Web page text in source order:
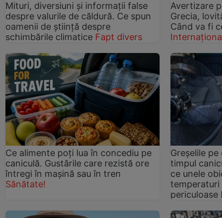
Mituri, diversiuni și informații false
despre valurile de căldură. Ce spun
oamenii de știință despre
schimbările climatice Fapt divers
Avertizare
Grecia,
Când va fi
Ce alimente poți lua în concediu pe
caniculă. Gustările care rezistă ore
întregi în mașină sau în tren
Sănătate!
Greșelile
timpul
ce unele
periculoase